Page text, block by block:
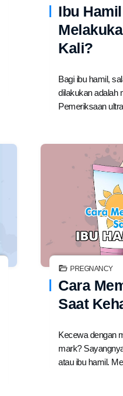
Ibu
Kali?
Bagi ibu hamil,
dilakukan adalah
Pemeriksaan
Cara
Saat
Kecewa dengan
mark?
atau ibu hamil.
PREGNANCY